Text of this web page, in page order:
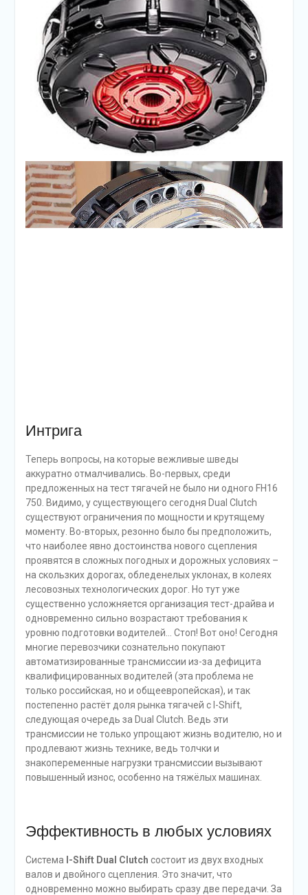
Интрига
Теперь вопросы, на которые вежливые шведы
аккуратно отмалчивались. Во-первых, среди
предложенных на тест тягачей не было ни одного FH16
750. Видимо, у существующего сегодня Dual Clutch
существуют ограничения по мощности и крутящему
моменту. Во-вторых, резонно было бы предположить,
что наиболее явно достоинства нового сцепления
проявятся в сложных погодных и дорожных условиях –
на скользких дорогах, обледенелых уклонах, в колеях
лесовозных технологических дорог. Но тут уже
существенно усложняется организация тест-драйва и
одновременно сильно возрастают требования к
уровню подготовки водителей… Стоп! Вот оно! Сегодня
многие перевозчики сознательно покупают
автоматизированные трансмиссии из-за дефицита
квалифицированных водителей (эта проблема не
только российская, но и общеевропейская), и так
постепенно растёт доля рынка тягачей с I-Shift,
следующая очередь за Dual Clutch. Ведь эти
трансмиссии не только упрощают жизнь водителю, но и
продлевают жизнь технике, ведь толчки и
знакопеременные нагрузки трансмиссии вызывают
повышенный износ, особенно на тяжёлых машинах.
Эффективность в любых условиях
Система I-Shift Dual Clutch состоит из двух входных
валов и двойного сцепления. Это значит, что
одновременно можно выбирать сразу две передачи. За